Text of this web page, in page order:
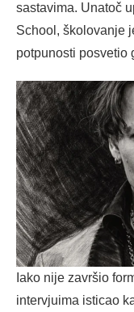
sastavima. Unatoč
School, školovanje
potpunosti posvetio
Iako nije završio
intervjuima isticao